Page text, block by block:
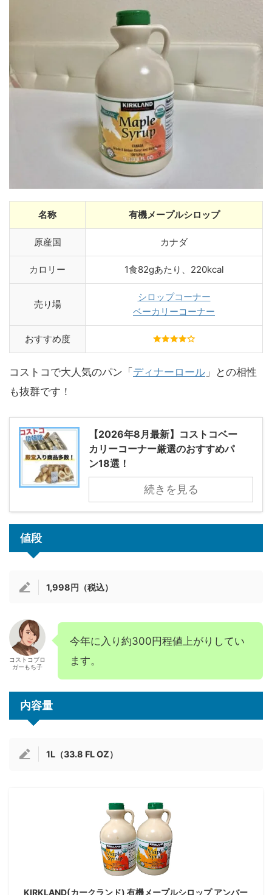
名称 有機メープルシロップ
原産国 カナダ
カロリー 1食82gあたり、220kcal
売り場
シロップコーナー
ベーカリーコーナー
おすすめ度
コストコで大人気のパン「 ディナーロール 」との相性
も抜群です！
【2026年8月最新】コストコベー
カリーコーナー厳選のおすすめパ
ン18選！
続きを見る
値段
1,998円（税込）
コストコブロ
ガーもち子
今年に入り約300円程値上がりしてい
ます。
内容量
1L（33.8 FL OZ）
KIRKLAND(カークランド) 有機メープルシロップ アンバー